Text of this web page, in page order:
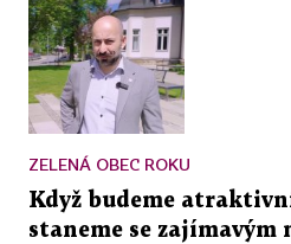
ZELENÁ OBEC ROKU
Když budeme
staneme se zajímavým